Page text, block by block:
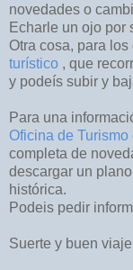
novedades o
Echarle un ojo por
Otra cosa, para los
turístico , que
y podeís subir y
Para una
Oficina de
completa de
descargar un
histórica.
Podeis pedir
Suerte y buen